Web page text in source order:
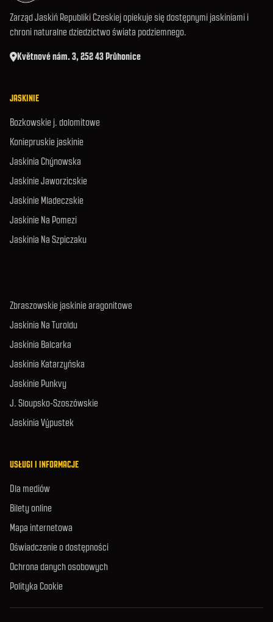
Zarząd Jaskiń Republiki Czeskiej opiekuje się dostępnymi jaskiniami i
chroni naturalne dziedzictwo świata podziemnego.
Květnové nám. 3, 252 43 Průhonice
JASKINIE
Bozkowskie j. dolomitowe
Koniepruskie jaskinie
Jaskinia Chýnowska
Jaskinie Jaworzicskie
Jaskinie Mladeczskie
Jaskinie Na Pomezi
Jaskinia Na Szpiczaku
Zbraszowskie jaskinie aragonitowe
Jaskinia Na Turoldu
Jaskinia Balcarka
Jaskinia Katarzyńska
Jaskinie Punkvy
J. Sloupsko-Szoszówskie
Jaskinia Výpustek
USŁUGI I INFORMACJE
Dla mediów
Bilety online
Mapa internetowa
Oświadczenie o dostępności
Ochrona danych osobowych
Polityka Cookie